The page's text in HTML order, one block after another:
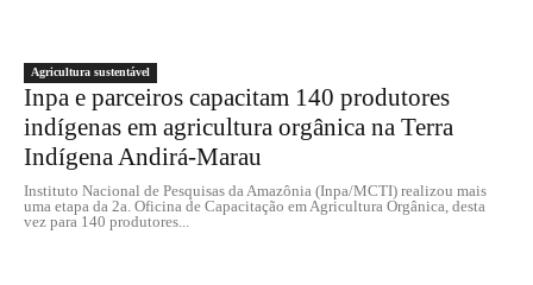
Agricultura sustentável
Inpa e parceiros capacitam 140 produtores
indígenas em agricultura orgânica na Terra
Indígena Andirá-Marau
Instituto Nacional de Pesquisas da Amazônia (Inpa/MCTI) realizou mais
uma etapa da 2a. Oficina de Capacitação em Agricultura Orgânica, desta
vez para 140 produtores...